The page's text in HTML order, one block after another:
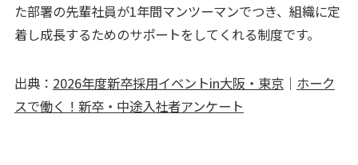
た部署の先輩社員が1年間マンツーマンでつき、組織に定
着し成長するためのサポートをしてくれる制度です。
出典： 2026年度新卒採用イベントin大阪・東京｜ ホーク
スで働く！新卒・中途入社者アンケート